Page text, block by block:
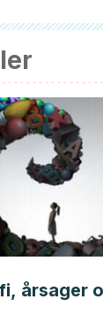
årsager